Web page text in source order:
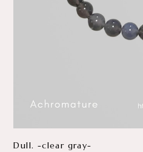
Dull. -clear gray-